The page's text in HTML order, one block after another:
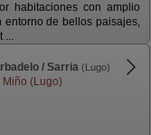
habitaciones con amplio
de bellos paisajes,
...
/ Sarria (Lugo)
(Lugo)